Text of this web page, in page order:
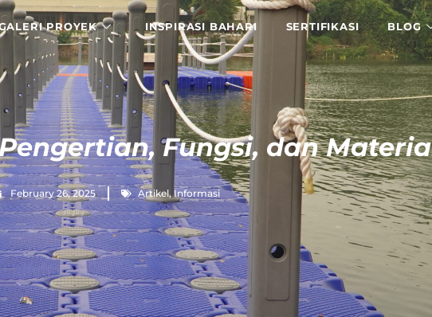
PROYEK INSPIRASI BAHARI SERTIFIKASI BLOG
Fungsi, dan
February 26, 2025 Artikel,Informasi